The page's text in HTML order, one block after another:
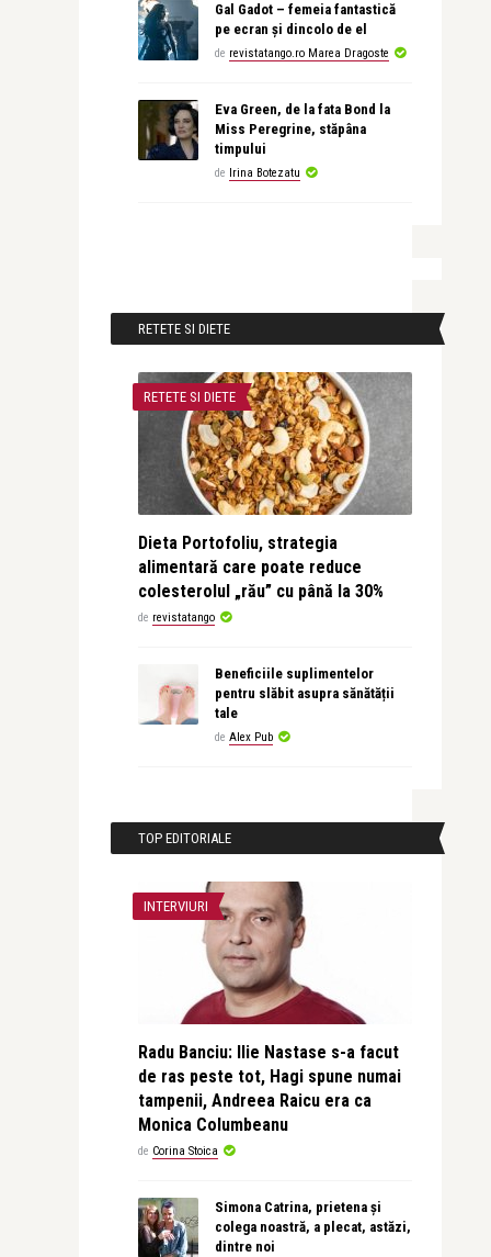
Gal Gadot – femeia fantastică
pe ecran și dincolo de el
de revistatango.ro Marea Dragoste
Eva Green, de la fata Bond la
Miss Peregrine, stăpâna
timpului
de Irina Botezatu
RETETE SI DIETE
RETETE SI DIETE
Dieta Portofoliu, strategia
alimentară care poate reduce
colesterolul „rău” cu până la 30%
de revistatango
Beneficiile suplimentelor
pentru slăbit asupra sănătății
tale
de Alex Pub
TOP EDITORIALE
INTERVIURI
Radu Banciu: Ilie Nastase s-a facut
de ras peste tot, Hagi spune numai
tampenii, Andreea Raicu era ca
Monica Columbeanu
de Corina Stoica
Simona Catrina, prietena și
colega noastră, a plecat, astăzi,
dintre noi